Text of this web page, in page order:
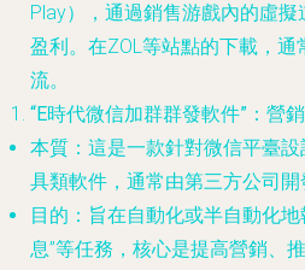
Play），通過銷售游戲內的虛
盈利。在ZOL等站點的下載，
流。
“E時代微信加群群發軟件”：營
本質 ：這是一款針對微信平臺
具類軟件，通常由第三方公司開
目的 ：旨在自動化或半自動化
息”等任務，核心是提高營銷、